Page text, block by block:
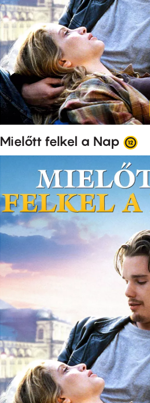
Mielőtt felkel a Nap